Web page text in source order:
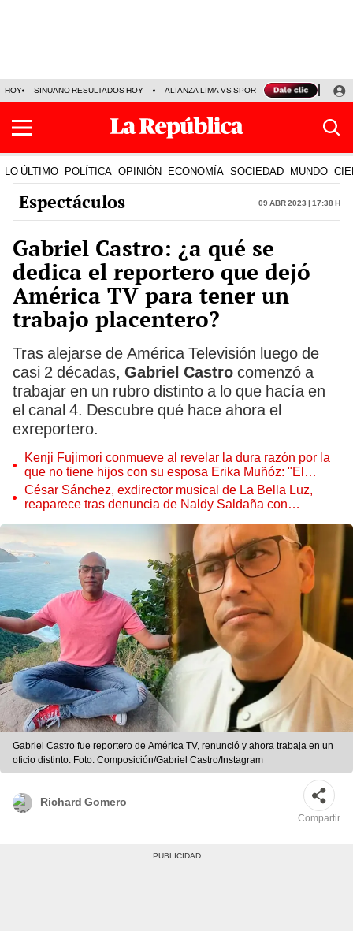
HOY SINUANO RESULTADOS HOY ALIANZA LIMA VS SPORT BOYS JORGE
LO ÚLTIMO POLÍTICA OPINIÓN ECONOMÍA SOCIEDAD MUNDO
Espectáculos 09 Abr 2023 | 17:38 h
Gabriel Castro: ¿a qué se
dedica el reportero que dejó
América TV para tener un
trabajo placentero?
Tras alejarse de América Televisión luego de
casi 2 décadas, Gabriel Castro comenzó a
trabajar en un rubro distinto a lo que hacía en
el canal 4. Descubre qué hace ahora el
exreportero.
Kenji Fujimori conmueve al revelar la dura razón por la
que no tiene hijos con su esposa Erika Muñóz: "El
proceso judicial"
César Sánchez, exdirector musical de La Bella Luz,
reaparece tras denuncia de Naldy Saldaña con
Gabriel Castro fue reportero de América TV, renunció y ahora trabaja en un
oficio distinto. Foto: Composición/Gabriel Castro/Instagram
Richard Gomero
Compartir